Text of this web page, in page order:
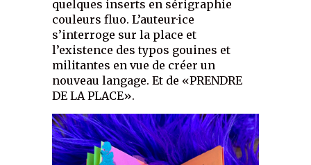
quelques inserts en sérigraphie
couleurs fluo. L’auteur·ice
s’interroge sur la place et
l’existence des typos gouines et
militantes en vue de créer un
nouveau langage. Et de «PRENDRE
DE LA PLACE».